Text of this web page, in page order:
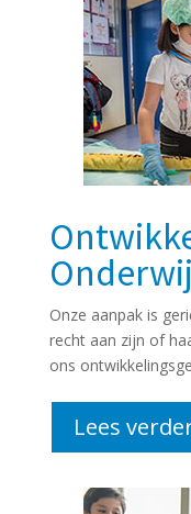
Onze aanpak is
recht aan zijn of
ons
Lees